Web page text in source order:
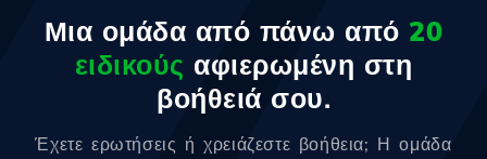
Μια ομάδα από πάνω από 20
ειδικούς αφιερωμένη στη
βοήθειά σου.
Έχετε ερωτήσεις ή χρειάζεστε βοήθεια; Η ομάδα